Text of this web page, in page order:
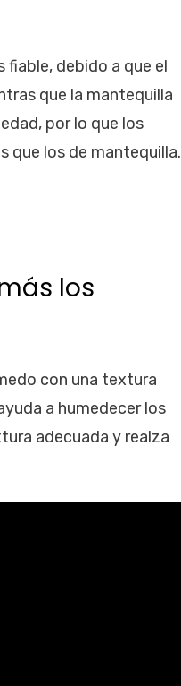
debido a que el
que la mantequilla
por lo que los
que los de mantequilla.
los
con una textura
a humedecer los
adecuada y realza